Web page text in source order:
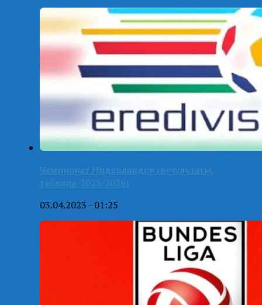
Чемпионат Нидерландов (результаты,
таблица-2025/2026)
03.04.2023 - 01:25